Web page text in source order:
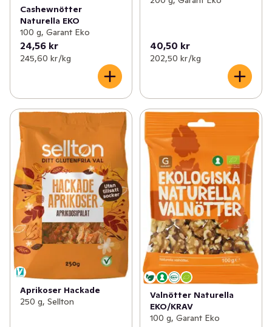
Cashewnötter
Naturella EKO
100 g, Garant Eko
24,56 kr
245,60 kr /kg
40,50 kr
202,50 kr /kg
Aprikoser Hackade
250 g, Sellton
Valnötter Naturella
EKO/KRAV
100 g, Garant Eko